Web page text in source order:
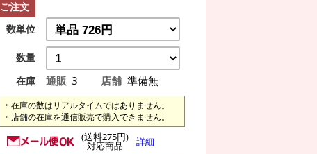
ご注文
数単位
数量
在庫
通販 3 店舗 準備無
在庫の数はリアルタイムではありません。
店舗の在庫を通信販売で購入できません。
(送料275円)
対応商品 詳細